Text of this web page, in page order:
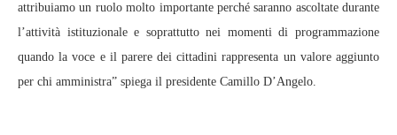
attribuiamo un ruolo molto importante perché saranno ascoltate durante
l’attività istituzionale e soprattutto nei momenti di programmazione
quando la voce e il parere dei cittadini rappresenta un valore aggiunto
per chi amministra” spiega il presidente Camillo D’Angelo.